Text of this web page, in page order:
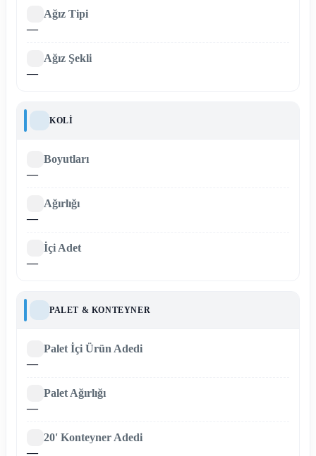
Ağız Tipi
—
Ağız Şekli
—
KOLI
Boyutları
—
Ağırlığı
—
İçi Adet
—
PALET & KONTEYNER
Palet İçi Ürün Adedi
—
Palet Ağırlığı
—
20' Konteyner Adedi
—